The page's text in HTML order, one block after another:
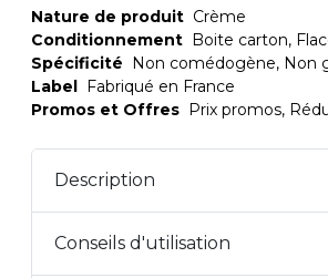
Nature de produit Crème
Conditionnement Boite carton,
Spécificité Non comédogène, Non
Label Fabriqué en France
Promos et Offres Prix promos,
Description
Conseils d'utilisation